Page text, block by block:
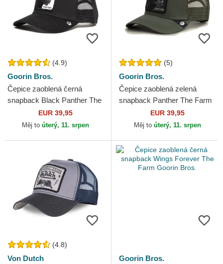
(4.9)
Goorin Bros.
Čepice zaoblená černá
snapback Black Panther The
Farm Goorin Bros.
EUR 39,95
Měj to úterý, 11. srpen
(5)
Goorin Bros.
Čepice zaoblená zelená
snapback Panther The Farm
Goorin Bros.EUR 39,95
Měj to úterý, 11. srpen
(4.8)
Von Dutch
Goorin Bros.